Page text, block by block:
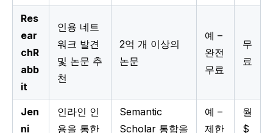
Res
ear
chR
abb
it
인용 네트
워크 발견
및 논문 추
천
2억 개 이상의
논문
예 –
완전
무료
무
료
Jen
ni
인라인 인
용을 통한
Semantic
Scholar 통합을
예 –
제한
월
$